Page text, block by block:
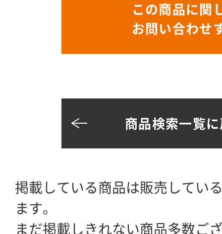
この商品に関
お問い合わせ
商品検索一覧
掲載している商品は販売してい
ます。
まだ掲載しきれない商品多数ご